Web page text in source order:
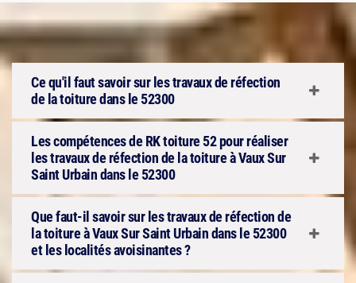
Ce qu'il faut savoir sur les travaux de réfection
de la toiture dans le 52300
Les compétences de RK toiture 52 pour réaliser
les travaux de réfection de la toiture à Vaux Sur
Saint Urbain dans le 52300
Que faut-il savoir sur les travaux de réfection de
la toiture à Vaux Sur Saint Urbain dans le 52300
et les localités avoisinantes ?